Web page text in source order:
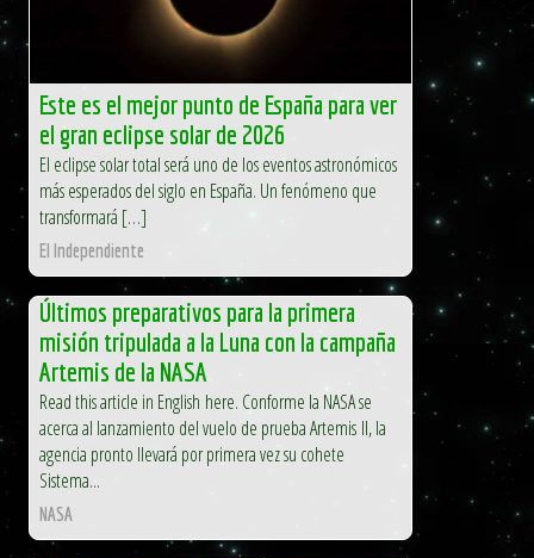
Este es el mejor punto de España para ver
el gran eclipse solar de 2026
El eclipse solar total será uno de los eventos astronómicos
más esperados del siglo en España. Un fenómeno que
transformará […]
El Independiente
Últimos preparativos para la primera
misión tripulada a la Luna con la campaña
Artemis de la NASA
Read this article in English here. Conforme la NASA se
acerca al lanzamiento del vuelo de prueba Artemis II, la
agencia pronto llevará por primera vez su cohete
Sistema...
NASA